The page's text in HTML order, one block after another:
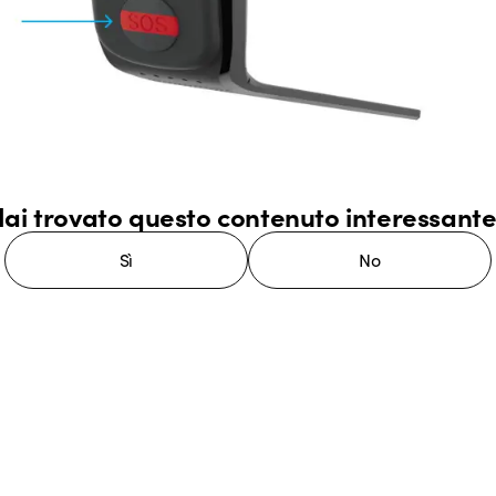
trovato questo contenuto
Sì No